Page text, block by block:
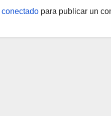
conectado para publicar un